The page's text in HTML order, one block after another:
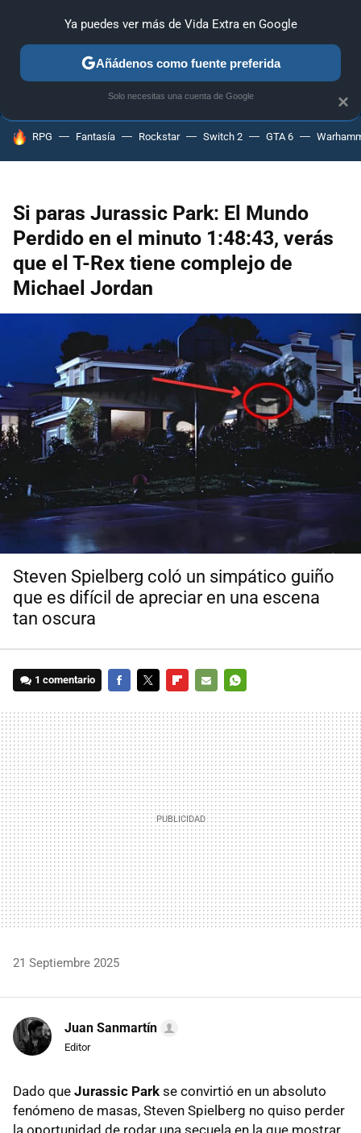
ANÁLISIS GUÍAS Y TRUCOS PC SONY NINTENDO
HOY SE HABLA DE
RPG Fantasía Rockstar Switch 2 GTA 6
Si paras Jurassic Park: El Mundo
Perdido en el minuto 1:48:43, verás
que el T-Rex tiene complejo de
Michael Jordan
Steven Spielberg coló un simpático guiño
que es difícil de apreciar en una escena
tan oscura
1 comentario
MAIL
21 Septiembre 2025
Juan Sanmartín
Editor
Dado que Jurassic Park se convirtió en un absoluto
fenómeno de masas, Steven Spielberg no quiso perder
×
Ya puedes ver más de Vida Extra en Google
Añádenos como fuente preferida
Solo necesitas una cuenta de Google